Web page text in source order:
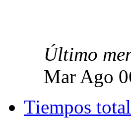
Último
Mar Ago
Tiempos